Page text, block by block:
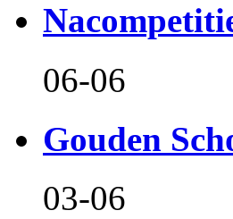
06-06
Gouden
03-06